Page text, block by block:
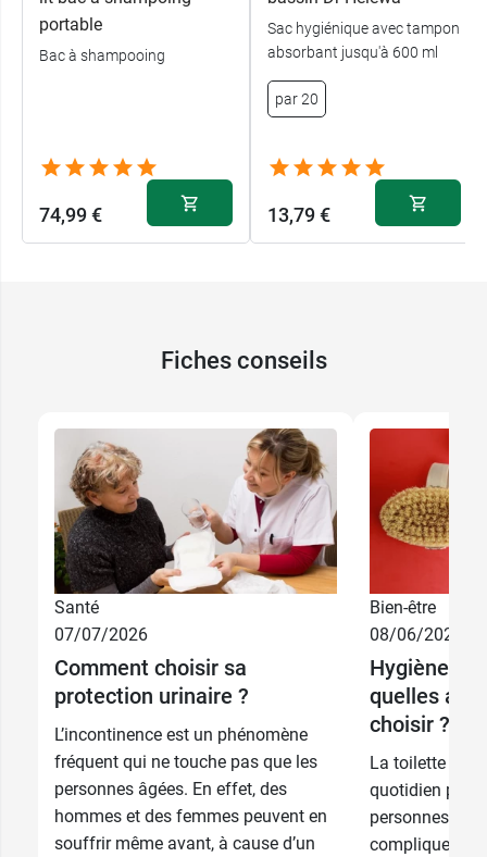
portable
Bac à shampooing
74,99 €
Sac hygiénique avec tampon
absorbant jusqu'à 600 ml
par 20
13,79 €
Fiches conseils
Santé
07/07/2026
Comment choisir sa
protection urinaire ?
L’incontinence est un phénomène
fréquent qui ne touche pas que les
personnes âgées. En effet, des
hommes et des femmes peuvent en
souffrir même avant, à cause d’un
Bien-être
08/06/2026
Hygiène et
quelles
choisir ?
La toilette est
quotidien pour
personnes.
compliquer